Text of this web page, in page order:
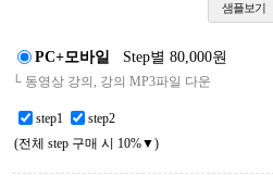
샘플보기
PC+모바일 Step별 80,000원
└ 동영상 강의, 강의 MP3파일 다운
step1
step2
(전체 step 구매 시 10%▼)